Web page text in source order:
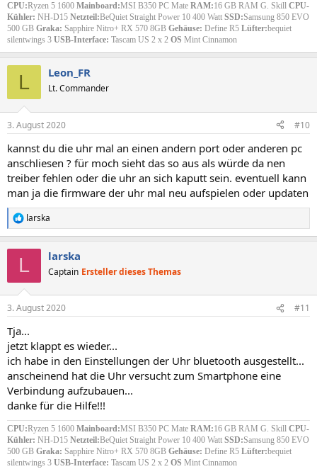
CPU:Ryzen 5 1600 Mainboard:MSI B350 PC Mate RAM:16 GB RAM G. Skill CPU-
Kühler: NH-D15 Netzteil:BeQuiet Straight Power 10 400 Watt SSD:Samsung 850 EVO
500 GB Graka: Sapphire Nitro+ RX 570 8GB Gehäuse: Define R5 Lüfter:bequiet
silentwings 3 USB-Interface: Tascam US 2 x 2 OS Mint Cinnamon
L Leon_FR
Lt. Commander
3. August 2020 #10
kannst du die uhr mal an einen andern port oder anderen pc
anschliesen ? für moch sieht das so aus als würde da nen
treiber fehlen oder die uhr an sich kaputt sein. eventuell kann
man ja die firmware der uhr mal neu aufspielen oder updaten
R
e
e
:
larska
L larska
Captain Ersteller dieses Themas
3. August 2020 #11
Tja...
jetzt klappt es wieder...
ich habe in den Einstellungen der Uhr bluetooth ausgestellt...
anscheinend hat die Uhr versucht zum Smartphone eine
Verbindung aufzubauen...
danke für die Hilfe!!!
CPU:Ryzen 5 1600 Mainboard:MSI B350 PC Mate RAM:16 GB RAM G. Skill CPU-
Kühler: NH-D15 Netzteil:BeQuiet Straight Power 10 400 Watt SSD:Samsung 850 EVO
500 GB Graka: Sapphire Nitro+ RX 570 8GB Gehäuse: Define R5 Lüfter:bequiet
silentwings 3 USB-Interface: Tascam US 2 x 2 OS Mint Cinnamon